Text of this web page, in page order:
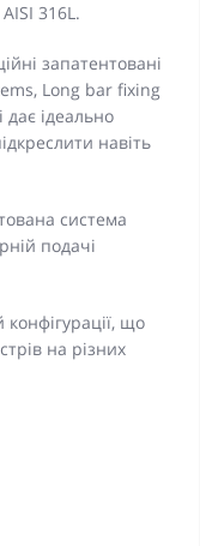
316L.
запатентовані
Long bar fixing
дає ідеально
навіть
система
подачі
що
на різних